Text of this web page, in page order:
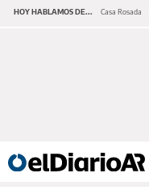
HOY HABLAMOS DE... Casa Rosada